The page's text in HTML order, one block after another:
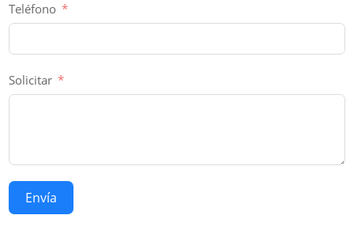
Teléfono
Solicitar
Envía